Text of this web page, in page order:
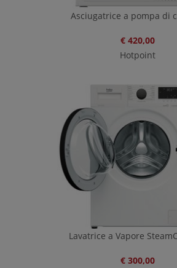
Asciugatrice a pompa di
€ 420,00
Hotpoint
Lavatrice a Vapore
€ 300,00